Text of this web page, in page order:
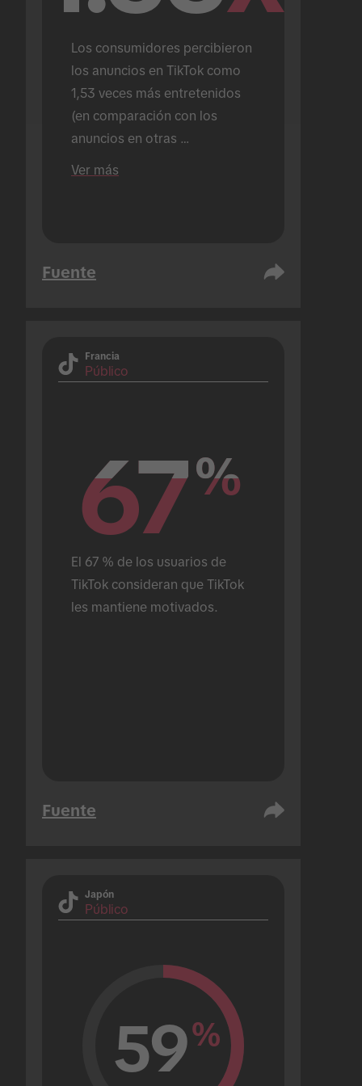
Los consumidores percibieron
los anuncios en TikTok como
1,53 veces más entretenidos
(en comparación con los
anuncios en otras
plataformas).
Ver más
Fuente
Francia
Público
67%
67%
El 67 % de los usuarios de
TikTok consideran que TikTok
les mantiene motivados.
Fuente
Japón
Público
59%